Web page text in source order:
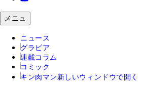
メニュ
ニュース
グラビア
連載コラム
コミック
キン肉マン 新しいウィンドウで開く